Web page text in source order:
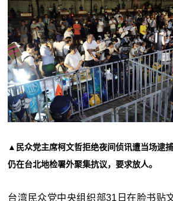
▲民众党主席柯文哲拒绝夜间侦讯遭当场逮
仍在台北地检署外聚集抗议，要求放人。
台湾民众党中央组织部31日在脸书贴